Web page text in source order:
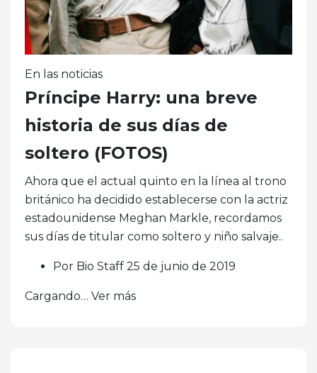
En las noticias
Príncipe Harry: una breve
historia de sus días de
soltero (FOTOS)
Ahora que el actual quinto en la línea al trono
británico ha decidido establecerse con la actriz
estadounidense Meghan Markle, recordamos
sus días de titular como soltero y niño salvaje..
Por Bio Staff 25 de junio de 2019
Cargando… Ver más